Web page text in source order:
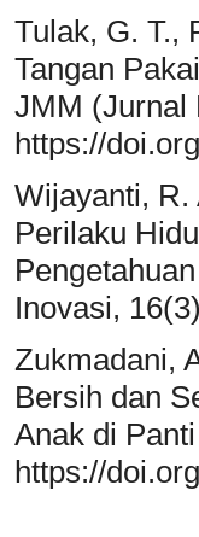
Tulak, G. T.,
Tangan
JMM (Jurnal
https://
Wijayanti, R.
Perilaku
Inovasi,
Zukmadani,
Bersih dan
Anak di
https://